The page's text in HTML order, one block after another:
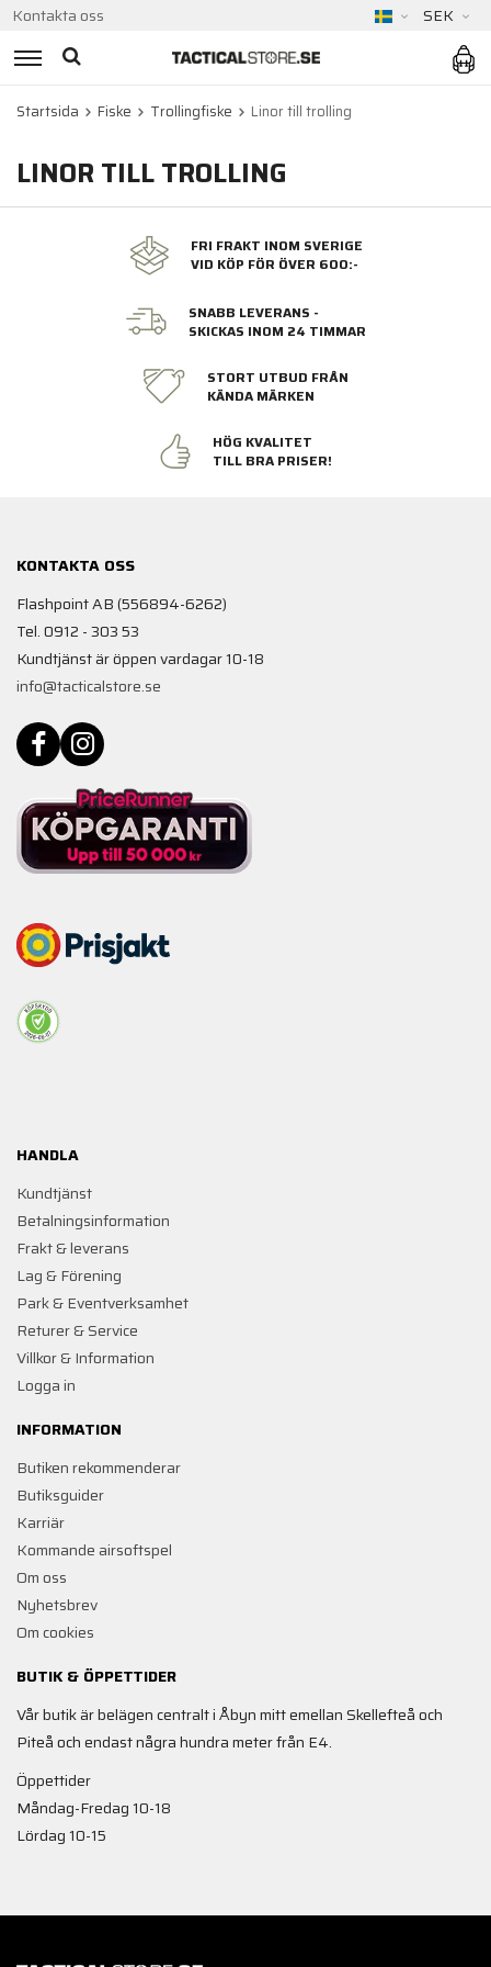
Kontakta oss SEK
Startsida Fiske Trollingfiske Linor till trolling
LINOR TILL TROLLING
FRI FRAKT INOM SVERIGE
VID KÖP FÖR ÖVER 600:-
SNABB LEVERANS -
SKICKAS INOM 24 TIMMAR
STORT UTBUD FRÅN
KÄNDA MÄRKEN
HÖG KVALITET
TILL BRA PRISER!
KONTAKTA OSS
Flashpoint AB (556894-6262)
Tel. 0912 - 303 53
Kundtjänst är öppen vardagar 10-18
info@tacticalstore.se
HANDLA
Kundtjänst
Betalningsinformation
Frakt & leverans
Lag & Förening
Park & Eventverksamhet
Returer & Service
Villkor & Information
Logga in
INFORMATION
Butiken rekommenderar
Butiksguider
Karriär
Kommande airsoftspel
Om oss
Nyhetsbrev
Om cookies
BUTIK & ÖPPETTIDER
Vår butik är belägen centralt i Åbyn mitt emellan Skellefteå och
Piteå och endast några hundra meter från E4.
Öppettider
Måndag-Fredag 10-18
Lördag 10-15